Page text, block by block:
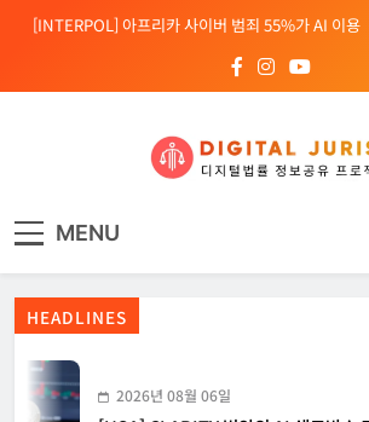
Skip[INTERPOL] 아프리카 사이버 범죄 55%가 AI 이용
[소청백의 노동&사람] 삼성SDS 노동조합 설립을 바
[USA] CLARITY 법안의 AI 샌드박스 조항 삭제 촉구
[INTERPOL] 아프리카 사이버 범죄 55%가 AI 이용
[소청백의 노동&사람] 삼성SDS 노동조합 설립을 바
MENU
HEADLINES
2026년 08월 06일